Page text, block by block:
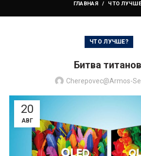
ГЛАВНАЯ ЧТО
ЧТО ЛУЧШЕ?
Битва
Cherepovec@armos-
20
АВГ